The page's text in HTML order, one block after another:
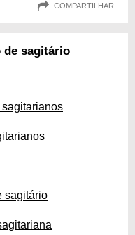
COMPARTILHAR
de sagitário
sagitário